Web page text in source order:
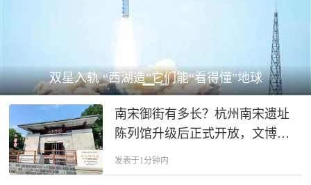
双星入轨 “西湖造”它们能“看得懂”地球
南宋御街有多长？杭州南宋遗址
陈列馆升级后正式开放，文博推
荐官探秘“十里天街”
发表于1分钟内